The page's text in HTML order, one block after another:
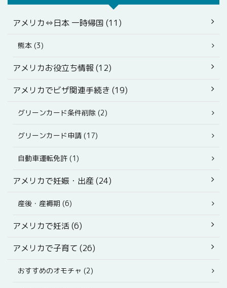
アメリカ⇔日本 一時帰国 (11)
熊本 (3)
アメリカお役立ち情報 (12)
アメリカでビザ関連手続き (19)
グリーンカード条件削除 (2)
グリーンカード申請 (17)
自動車運転免許 (1)
アメリカで妊娠・出産 (24)
産後・産褥期 (6)
アメリカで妊活 (6)
アメリカで子育て (26)
おすすめのオモチャ (2)